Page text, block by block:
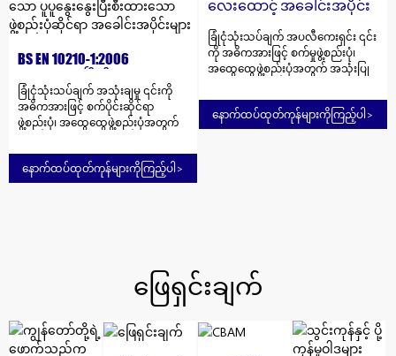
ဆိုင်ရာလုပ်ငန်းနှင့် အခြားစက်မှု
လုပ်ငန်းများတွင် ကျယ်ကျယ်ပြန့်ပြန့်
အသုံးပြုကြသည်။ 搜索 复制 အဓိက
အဆင့် အရည်အသွေးမြင့်ကာဗွန်
ဖွဲ့စည်းပုံသံမဏိ၏အဆင့်- GR.A၊
GR.B၊ GR.C ဓာတုအစိတ်အပိုင်းဖွဲ့စည်း
မှု၊ ％ အဆင့် A အဆင့် B အဆင့် C
ကား...
သို့မဟုတ် ကျပန်းအရှည် အပူပေးကုသ
ခြင်း အပိုင်းပုံသဏ္ဍာန်- အဝိုင်း အထူး
ပိုက်- ထူသောနံရံပိုက် မူရင်းနေရာ-
တရုတ် အသုံးပြုပုံ- Boiler နှင့် အပူ
ISO9001:2008 စမ်းသပ်ခြင်း- E...
BS EN 10210-1:2006
ဖွဲ့စည်းပုံဆိုင်ရာ အပေါက်...
ခြုံငုံသုံးသပ်ချက် အသုံးချမှု ၎င်းကို
အဓိကအားဖြင့် စက်ပိုင်းဆိုင်ရာ
ဖွဲ့စည်းပုံ၊ အထွေထွေဖွဲ့စည်းပုံအတွက်
S235GRH၊ S275JOH၊ S275J2H၊
S355JOH၊ S355J2H ဓာတုအစိတ်အပိုင်း
အဆင့် အောက်ဆီဂျင်ထုတ်လွှတ်မှု
0.040 0.040 0.009 S275J0H 1.0149 FN
0.20 0.22 — 1.50 0.035 0.035 0.009
နောက်ထပ်ထုတ်ကုန်များကိုကြည့်ပါ >
လေးထောင့် အခေါင်းအပိုင်း
ခြုံငုံသုံးသပ်ချက် အပလီကေးရှင်း ၎င်း
ကို အဓိကအားဖြင့် စက်မှုဖွဲ့စည်းပုံ၊
အထွေထွေဖွဲ့စည်းပုံအတွက် အသုံးပြု
S275JOH၊ S275J2H၊ S355JOH၊
S355J2H၊ S355K2H ဓာတုအစိတ်အပိုင်း
စတီးလ်အဆင့် ဓာတ်တိုးခြင်းအမျိုး
၀.၂၂ ၀.၅၅ ၁.၆ ၀.၀၃ ၀....
နောက်ထပ်ထုတ်ကုန်များကိုကြည့်ပါ >
ဖြေရှင်းချက်